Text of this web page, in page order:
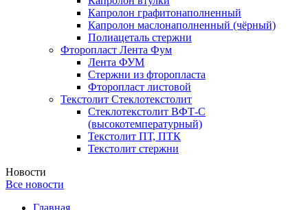
Капролон графитонаполненный
Капролон маслонаполненный (чёрный)
Полиацеталь стержни
Фторопласт Лента Фум
Лента ФУМ
Стержни из фторопласта
Фторопласт листовой
Текстолит Стеклотекстолит
Стеклотекстолит ВФТ-С
(высокотемпературный)
Текстолит ПТ, ПТК
Текстолит стержни
Новости
Все новости
Главная